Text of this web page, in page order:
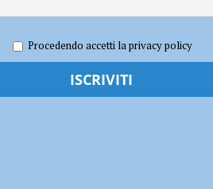
e stupefacenti sequestrati
Procedendo accetti la privacy policy